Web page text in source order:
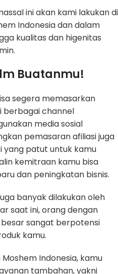
ini akan kami lakukan di
Indonesia dan dalam
kualitas dan higenitas
Buatanmu!
segera memasarkan
berbagai channel
media sosial
pemasaran afiliasi juga
yang patut untuk kamu
kemitraan kamu bisa
dan peningkatan bisnis.
banyak dilakukan oleh
saat ini, orang dengan
sangat berpotensi
kamu.
Indonesia, kamu
tambahan, yakni